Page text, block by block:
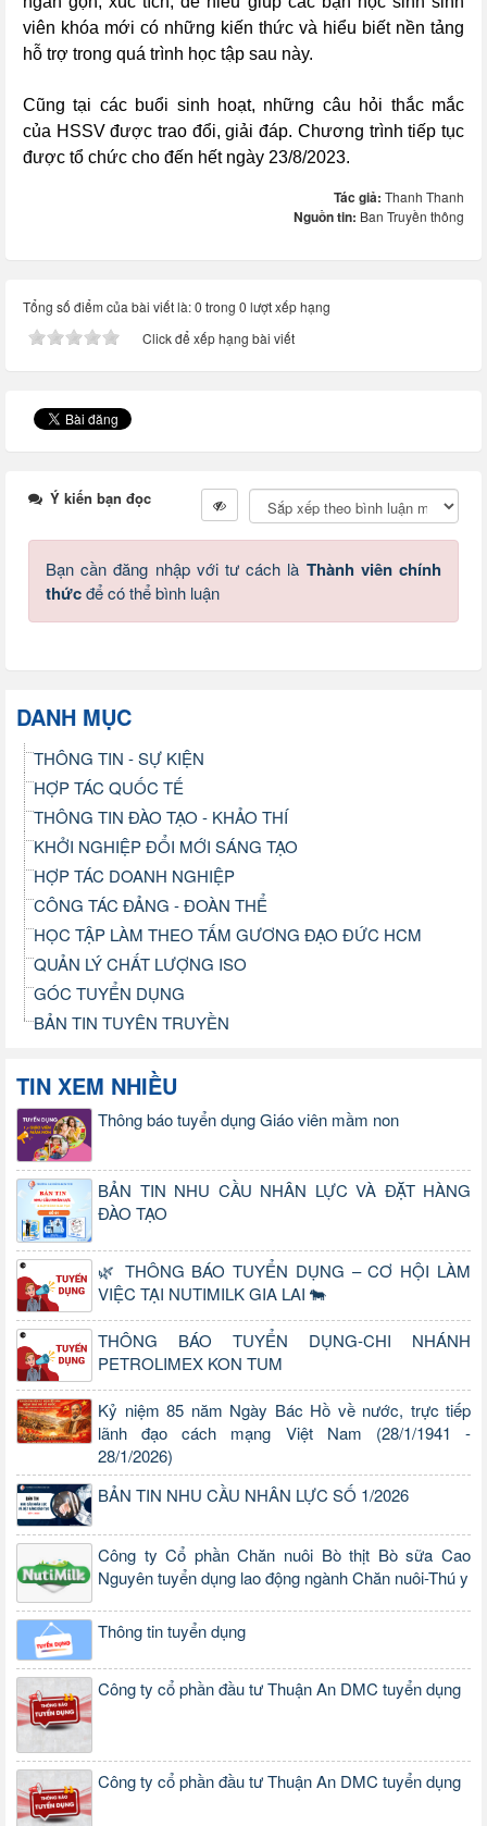
viên khóa mới có những kiến thức và hiểu biết nền tảng
hỗ trợ trong quá trình học tập sau này.
Cũng tại các buổi sinh hoạt, những câu hỏi thắc mắc
của HSSV được trao đổi, giải đáp. Chương trình tiếp tục
được tổ chức cho đến hết ngày 23/8/2023.
Tác giả: Thanh Thanh
Nguồn tin: Ban Truyền thông
Tổng số điểm của bài viết là: 0 trong 0 lượt xếp hạng
Click để xếp hạng bài viết
Ý kiến bạn đọc
Bạn cần đăng nhập với tư cách là Thành viên chính
thứcđể có thể bình luận
DANH MỤC
THÔNG TIN - SỰ KIỆN
HỢP TÁC QUỐC TẾ
THÔNG TIN ĐÀO TẠO - KHẢO THÍ
KHỞI NGHIỆP ĐỔI MỚI SÁNG TẠO
HỢP TÁC DOANH NGHIỆP
CÔNG TÁC ĐẢNG - ĐOÀN THỂ
HỌC TẬP LÀM THEO TẤM GƯƠNG ĐẠO ĐỨC HCM
QUẢN LÝ CHẤT LƯỢNG ISO
GÓC TUYỂN DỤNG
BẢN TIN TUYÊN TRUYỀN
TIN XEM NHIỀU
Thông báo tuyển dụng Giáo viên mầm non
BẢN TIN NHU CẦU NHÂN LỰC VÀ ĐẶT HÀNG
ĐÀO TẠO
🌿 THÔNG BÁO TUYỂN DỤNG – CƠ HỘI LÀM
VIỆC TẠI NUTIMILK GIA LAI 🐄
THÔNG BÁO TUYỂN DỤNG-CHI NHÁNH
PETROLIMEX KON TUM
Kỷ niệm 85 năm Ngày Bác Hồ về nước, trực tiếp
lãnh đạo cách mạng Việt Nam (28/1/1941 -
28/1/2026)
BẢN TIN NHU CẦU NHÂN LỰC SỐ 1/2026
Công ty Cổ phần Chăn nuôi Bò thịt Bò sữa Cao
Nguyên tuyển dụng lao động ngành Chăn nuôi-Thú y
Thông tin tuyển dụng
Công ty cổ phần đầu tư Thuận An DMC tuyển dụng
Công ty cổ phần đầu tư Thuận An DMC tuyển dụng